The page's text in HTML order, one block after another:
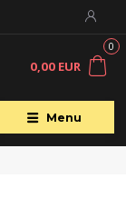
Menu
0
0,00 EUR